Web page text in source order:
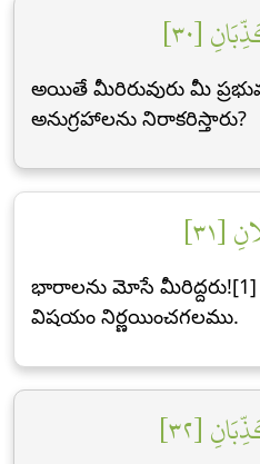
[٣٠]
అయితే మీరిరువురు మీ
అనుగ్రహాలను నిరాకరిస్తారు?
భారాలను మోసే
విషయం నిర్ణయించగలము.
[٣٢]